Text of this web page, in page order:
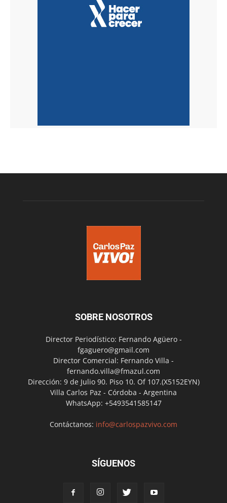
SOBRE NOSOTROS
Director Periodístico: Fernando Agüero -
fgaguero@gmail.com
Director Comercial: Fernando Villa -
fernando.villa@fmazul.com
Dirección: 9 de Julio 90. Piso 10. Of 107.(X5152EYN)
Villa Carlos Paz - Córdoba - Argentina
WhatsApp: +5493541585147
Contáctanos: info@carlospazvivo.com
SÍGUENOS